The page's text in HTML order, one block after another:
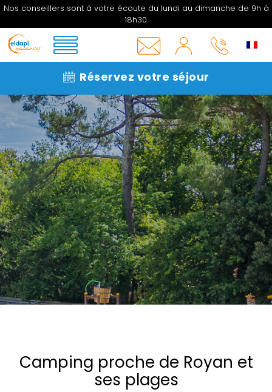
Nos conseillers sont à votre écoute du lundi au dimanche de 9h à
18h30.
INFOS
&
05 33
06 27
MON
COMPTE
Réservez votre séjour
Camping proche de Royan et
ses plages